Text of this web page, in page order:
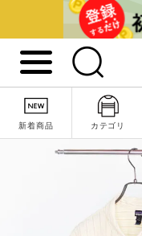
新着商品 カテゴリ